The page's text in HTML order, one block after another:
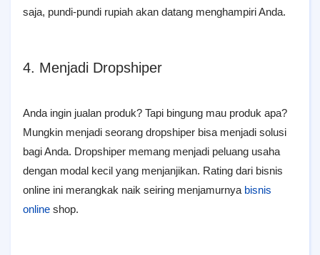
saja, pundi-pundi rupiah akan datang menghampiri Anda.
4. Menjadi Dropshiper
Anda ingin jualan produk? Tapi bingung mau produk apa?
Mungkin menjadi seorang dropshiper bisa menjadi solusi
bagi Anda. Dropshiper memang menjadi peluang usaha
dengan modal kecil yang menjanjikan. Rating dari bisnis
online ini merangkak naik seiring menjamurnya bisnis
online shop.